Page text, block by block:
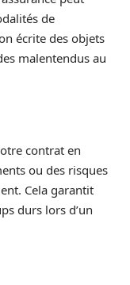
de
écrite des objets
malentendus au
contrat en
ou des risques
Cela garantit
durs lors d’un